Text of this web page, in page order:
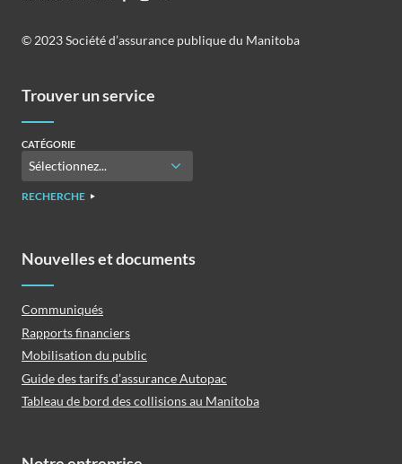
©️️ 2023 Société d’assurance publique du Manitoba
Trouver un service
CATÉGORIE
RECHERCHE
Nouvelles et documents
Communiqués
Rapports financiers
Mobilisation du public
Guide des tarifs d’assurance Autopac
Tableau de bord des collisions au Manitoba